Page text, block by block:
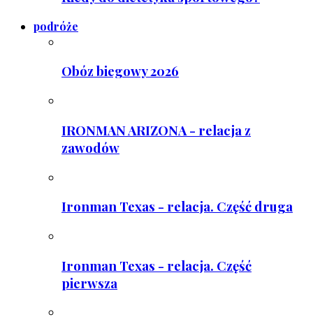
podróże
Obóz biegowy 2026
IRONMAN ARIZONA - relacja z
zawodów
Ironman Texas - relacja. Część druga
Ironman Texas - relacja. Część
pierwsza